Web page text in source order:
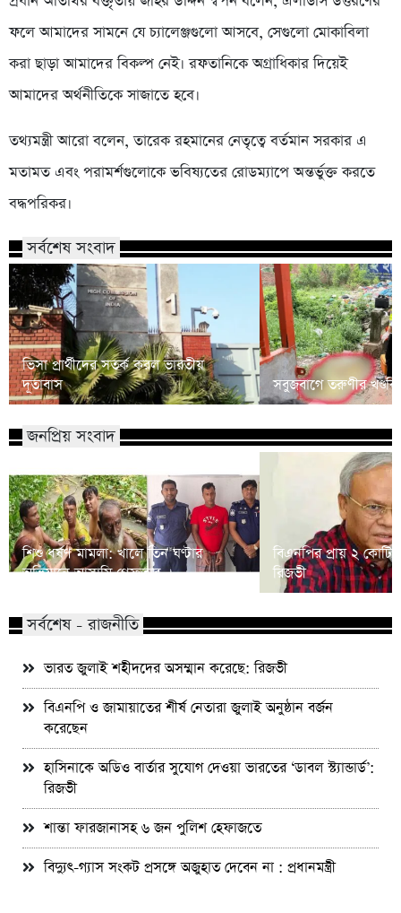
ফলে আমাদের সামনে যে চ্যালেঞ্জগুলো আসবে, সেগুলো মোকাবিলা
করা ছাড়া আমাদের বিকল্প নেই। রফতানিকে অগ্রাধিকার দিয়েই
আমাদের অর্থনীতিকে সাজাতে হবে।
তথ্যমন্ত্রী আরো বলেন, তারেক রহমানের নেতৃত্বে বর্তমান সরকার এ
মতামত এবং পরামর্শগুলোকে ভবিষ্যতের রোডম্যাপে অন্তর্ভুক্ত করতে
বদ্ধপরিকর।
সর্বশেষ সংবাদ
ভিসা প্রার্থীদের সতর্ক করল ভারতীয়
দূতাবাস
সবুজবাগে তরুণীর
জনপ্রিয় সংবাদ
শিশু ধর্ষণ মামলা: খালে তিন ঘণ্টার
অভিযানে আসামি গ্রেফতার
বিএনপির প্রায় ২ কোটি
রিজভী
সর্বশেষ - রাজনীতি
ভারত জুলাই শহীদদের অসম্মান করেছে: রিজভী
বিএনপি ও জামায়াতের শীর্ষ নেতারা জুলাই অনুষ্ঠান বর্জন
করেছেন
হাসিনাকে অডিও বার্তার সুযোগ দেওয়া ভারতের ‘ডাবল স্ট্যান্ডার্ড’:
রিজভী
শান্তা ফারজানাসহ ৬ জন পুলিশ হেফাজতে
বিদ্যুৎ-গ্যাস সংকট প্রসঙ্গে অজুহাত দেবেন না : প্রধানমন্ত্রী